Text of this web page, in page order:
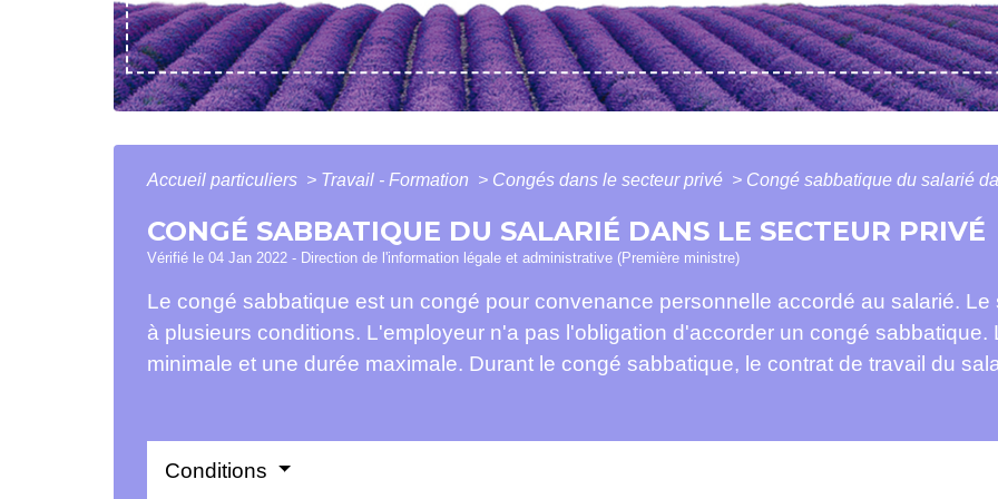
Accueil particuliers > Travail - Formation > Congés dans le secteur privé > Congé sabbatique du salarié
CONGÉ SABBATIQUE DU SALARIÉ DANS LE SECTEUR PRIVÉ
Vérifié le 04 Jan 2022 - Direction de l'information légale et administrative (Première ministre)
Le congé sabbatique est un congé pour convenance personnelle accordé au salarié.
à plusieurs conditions. L'employeur n'a pas l'obligation d'accorder un congé
minimale et une durée maximale. Durant le congé sabbatique, le contrat de travail du
Conditions